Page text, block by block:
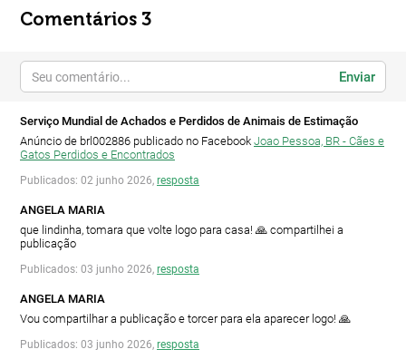
Comentários 3
Enviar
Serviço Mundial de Achados e Perdidos de Animais de Estimação
Anúncio de brl002886 publicado no Facebook Joao Pessoa, BR - Cães e
Gatos Perdidos e Encontrados
Publicados: 02 junho 2026, resposta
ANGELA MARIA
que lindinha, tomara que volte logo para casa! 🙏 compartilhei a
publicação
Publicados: 03 junho 2026, resposta
ANGELA MARIA
Vou compartilhar a publicação e torcer para ela aparecer logo! 🙏
Publicados: 03 junho 2026, resposta